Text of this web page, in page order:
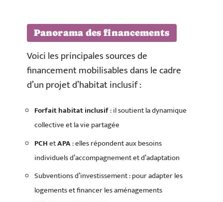
Panorama des financements
Voici les principales sources de
financement mobilisables dans le cadre
d’un projet d’habitat inclusif :
Forfait habitat inclusif: il soutient la dynamique
collective et la vie partagée
PCHetAPA: elles répondent aux besoins
individuels d’accompagnement et d’adaptation
Subventions d’investissement : pour adapter les
logements et financer les aménagements